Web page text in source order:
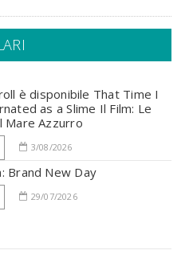
è disponibile That Time I
as a Slime Il Film: Le
Mare Azzurro
3/08/2026
Brand New Day
29/07/2026